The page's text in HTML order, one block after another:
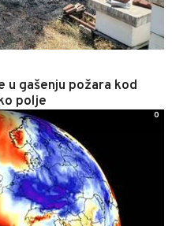
u gašenju požara kod
polje
0